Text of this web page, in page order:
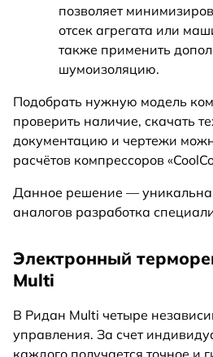
позволяет
отсек агрегата или
также применить
шумоизоляцию.
Подобрать нужную модель
проверить наличие, скачать
документацию и чертежи
расчётов компрессоров
Данное решение —
аналогов разработка
Электронный
Multi
В Ридан Multi четыре
управления. За счет
каждого получается точное и